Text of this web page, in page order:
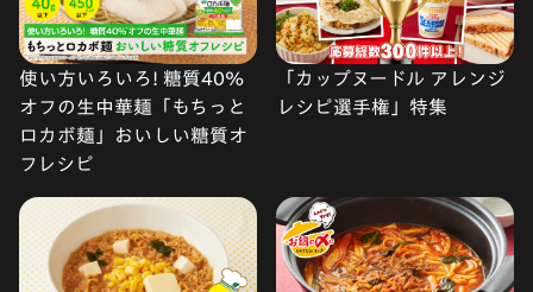
使い方いろいろ! 糖質40%
オフの生中華麺「もちっと
ロカボ麺」おいしい糖質オ
フレシピ
「カップヌードル アレンジ
レシピ選手権」特集